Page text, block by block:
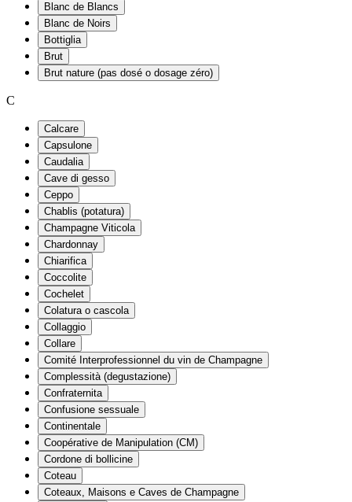
Blanc de Blancs
Blanc de Noirs
Bottiglia
Brut
Brut nature (pas dosé o dosage zéro)
C
Calcare
Capsulone
Caudalia
Cave di gesso
Ceppo
Chablis (potatura)
Champagne Viticola
Chardonnay
Chiarifica
Coccolite
Cochelet
Colatura o cascola
Collaggio
Collare
Comité Interprofessionnel du vin de Champagne
Complessità (degustazione)
Confraternita
Confusione sessuale
Continentale
Coopérative de Manipulation (CM)
Cordone di bollicine
Coteau
Coteaux, Maisons e Caves de Champagne